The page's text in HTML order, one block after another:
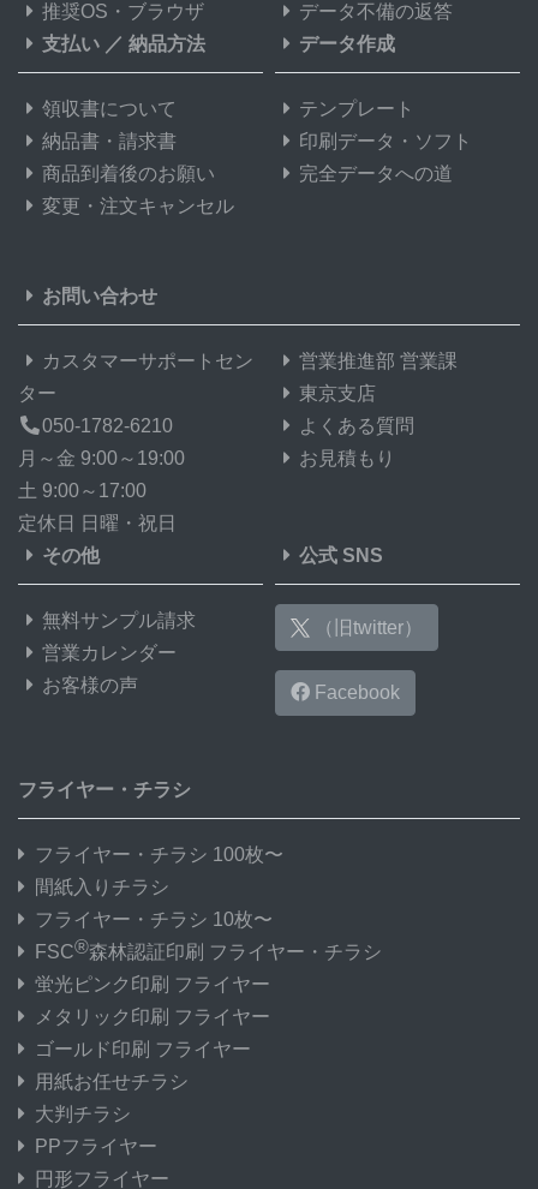
推奨OS・ブラウザ
データ不備の返答
支払い ／ 納品方法
領収書について
納品書・請求書
商品到着後のお願い
変更・注文キャンセル
データ作成
テンプレート
印刷データ・ソフト
完全データへの道
お問い合わせ
カスタマーサポートセン
ター
050-1782-6210
月～金 9:00～19:00
土 9:00～17:00
定休日 日曜・祝日
営業推進部 営業課
東京支店
よくある質問
お見積もり
その他
無料サンプル請求
営業カレンダー
お客様の声
公式 SNS
（旧twitter）
Facebook
フライヤー・チラシ
フライヤー・チラシ 100枚〜
間紙入りチラシ
フライヤー・チラシ 10枚〜
FSC®森林認証印刷 フライヤー・チラシ
蛍光ピンク印刷 フライヤー
メタリック印刷 フライヤー
ゴールド印刷 フライヤー
用紙お任せチラシ
大判チラシ
PPフライヤー
円形フライヤー